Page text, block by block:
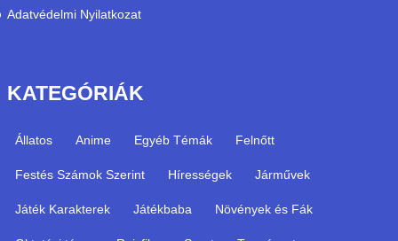
Adatvédelmi Nyilatkozat
KATEGÓRIÁK
Állatos Anime Egyéb Témák Felnőtt
Festés Számok Szerint Hírességek Járművek
Játék Karakterek Játékbaba Növények és Fák